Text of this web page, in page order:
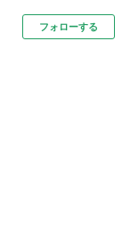
フォローする